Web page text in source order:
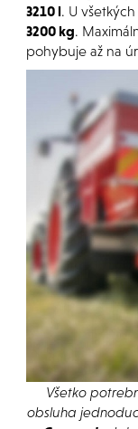
3210 l . U
3200 kg .
pohybuje až na
Všetko
obsluha